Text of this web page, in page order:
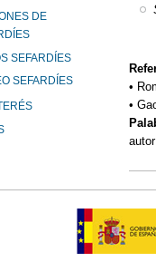
DE
SEFARDÍES
SEFARDÍES
•
•